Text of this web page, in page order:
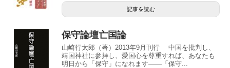
記事を読む
保守論壇亡国論
山崎行太郎（著）2013年9月刊行 中国を批判し、
靖国神社に参拝し、愛国心を尊重すれば、あなたも
明日から「保守」になれます――「保守...